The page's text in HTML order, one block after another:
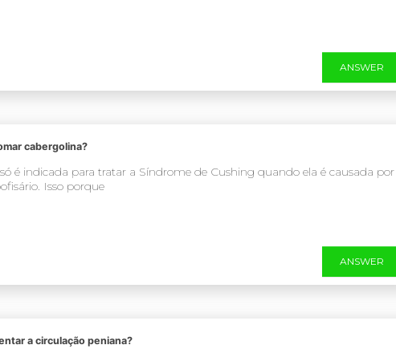
ANSWER
cabergolina?
é indicada para tratar a Síndrome de Cushing quando ela é causada por
Isso porque
ANSWER
a circulação peniana?